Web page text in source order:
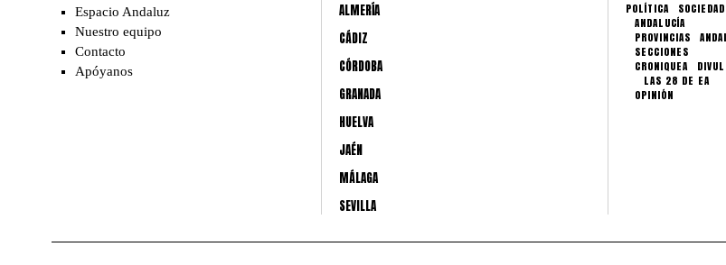
Espacio Andaluz
Nuestro equipo
Contacto
Apóyanos
ALMERÍA
CÁDIZ
CÓRDOBA
GRANADA
HUELVA
JAÉN
MÁLAGA
SEVILLA
POLÍTICA SOCIEDAD
ANDALUCÍA
PROVINCIAS
SECCIONES
CRONIQUEA
LAS 28 DE EA
OPINIÓN